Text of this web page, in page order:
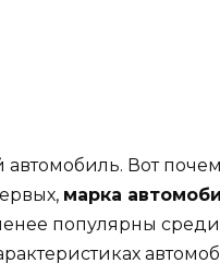
Вот
марка
популярны